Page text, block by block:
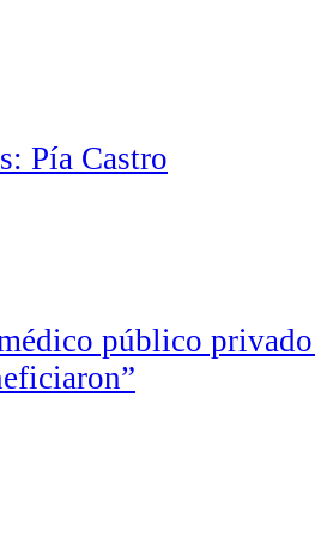
Pía Castro
público